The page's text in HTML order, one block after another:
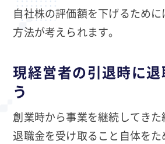
自社株の評価額を下げるため
方法が考えられます。
現経営者の引退時に
う
創業時から事業を継続してきた
退職金を受け取ること自体を